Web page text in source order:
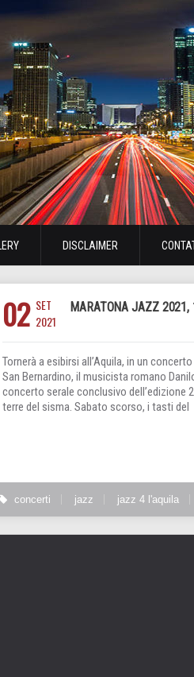
DISCLAIMER
02 SET
2021
MARATONA JAZZ 2021,
Tornerà a esibirsi all’Aquila, in un
San Bernardino, il musicista romano
concerto serale conclusivo dell’edizione
terre del sisma. Sabato scorso, i tasti del
concerti jazz jazz 4 l'aquila